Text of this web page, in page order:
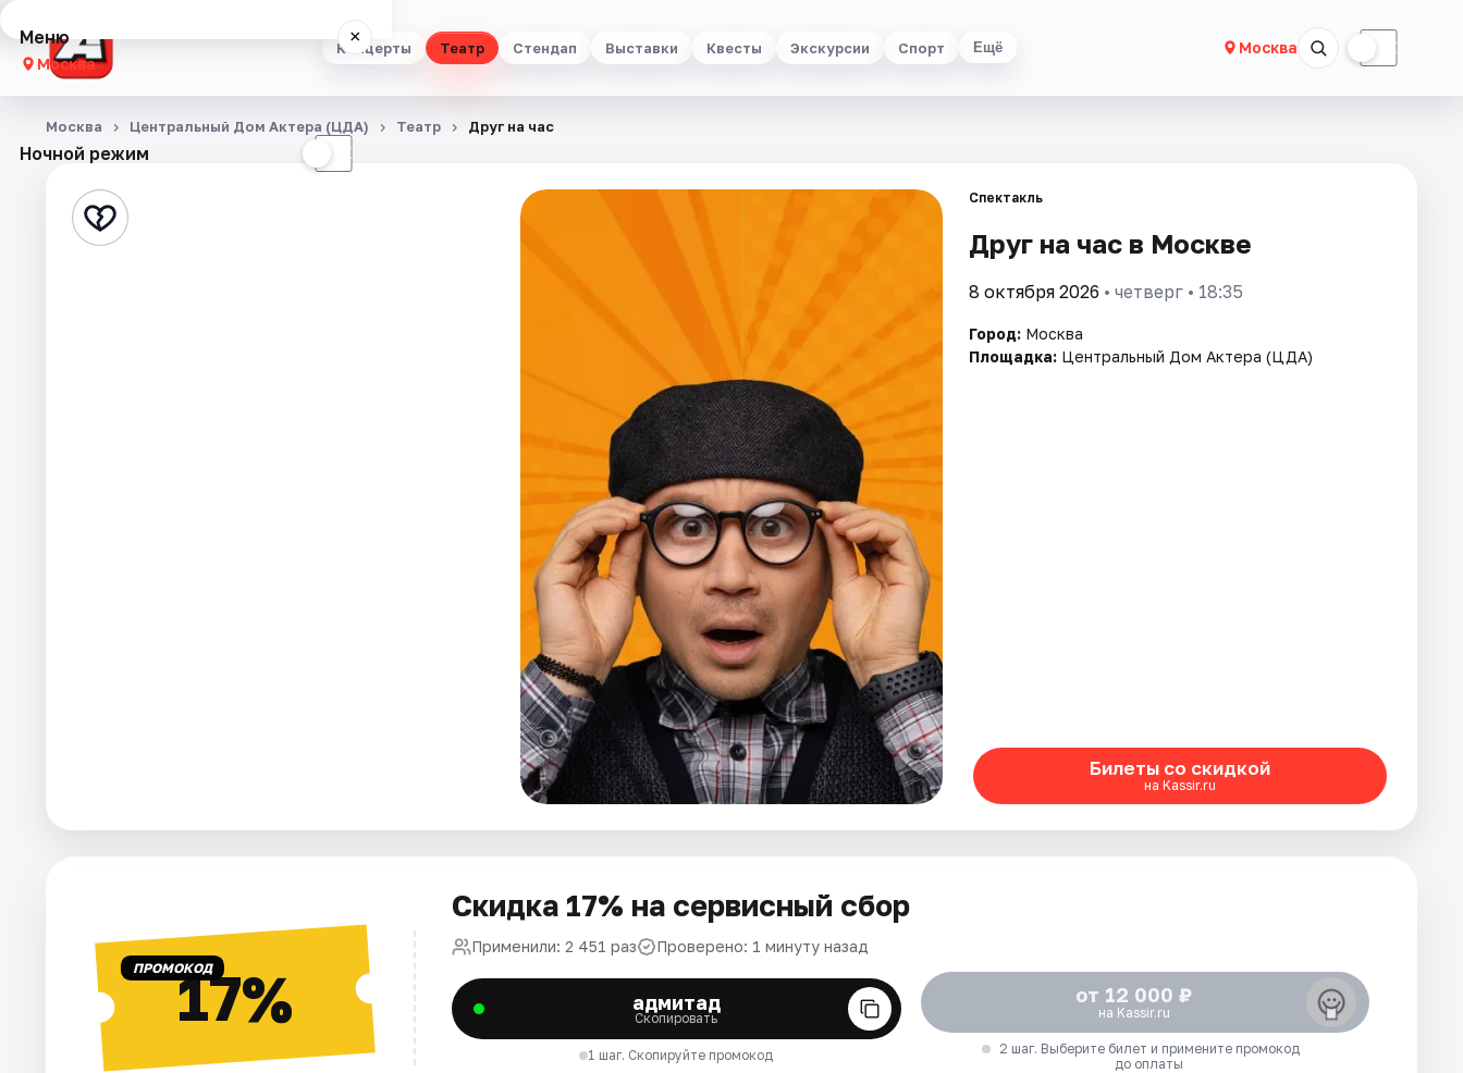
Концерты Театр Стендап Выставки Квесты Экскурсии Спорт Ещё Москва ☾
Меню ×
Москва
Концерты
Стендап
Ночной режим ☾
Москва Центральный Дом Актера (ЦДА) Театр Друг на час
Спектакль
Друг на час в Москве
8 октября 2026 • четверг • 18:35
Город: Москва
Площадка: Центральный Дом Актера (ЦДА)
Билеты со скидкой
на Kassir.ru
ПРОМОКОД17%
Скидка 17% на сервисный сбор
Применили: 2 451 раз Проверено: 1 минуту назад
адмитад
Скопировать
1 шаг. Скопируйте промокод
от 12 000 ₽
на Kassir.ru
2 шаг. Выберите билет и примените промокод
до оплаты